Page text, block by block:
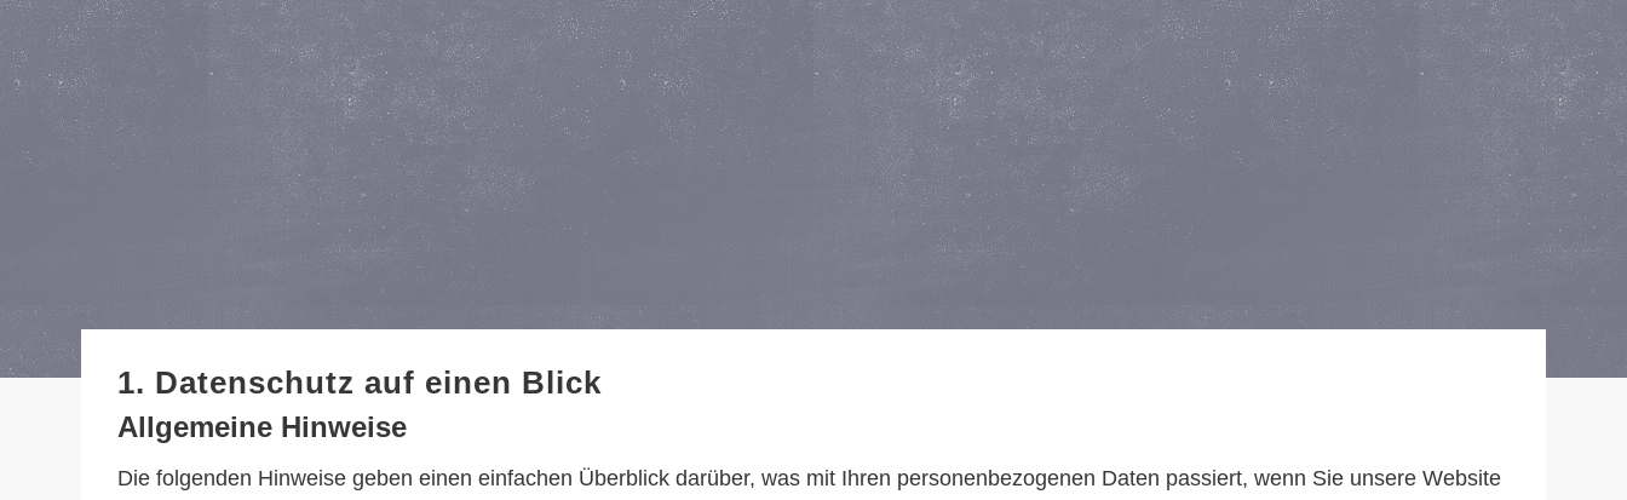
1. Datenschutz auf einen Blick
Allgemeine Hinweise
Die folgenden Hinweise geben einen einfachen Überblick darüber, was mit Ihren personenbezogenen Daten passiert, wenn Sie unsere Website